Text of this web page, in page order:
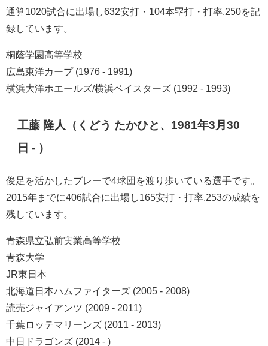
通算1020試合に出場し632安打・104本塁打・打率.250を記
録しています。
桐蔭学園高等学校
広島東洋カープ (1976 - 1991)
横浜大洋ホエールズ/横浜ベイスターズ (1992 - 1993)
工藤 隆人（くどう たかひと、1981年3月30
日 - ）
俊足を活かしたプレーで4球団を渡り歩いている選手です。
2015年までに406試合に出場し165安打・打率.253の成績を
残しています。
青森県立弘前実業高等学校
青森大学
JR東日本
北海道日本ハムファイターズ (2005 - 2008)
読売ジャイアンツ (2009 - 2011)
千葉ロッテマリーンズ (2011 - 2013)
中日ドラゴンズ (2014 - )